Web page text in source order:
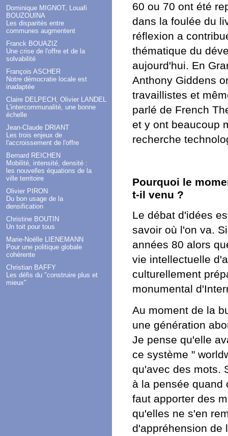
Dominique MIGNOT, Louafi
BOUZOUINA
Les disparités entre
communes augmentent
Franck BOUAZIZ
Une crise de l'offre et de la
solvabilité
François ASCHER
Notre démocratie locale est
inadaptée
Claire DELPECH, Olivier LANDEL
L'intercommunalité, une bonne
échelle
Jean-Claude DRIANT
Les trois enjeux de
l'accroissement de l'offre
Bernard REICHEN
Mobilité, intensité, densité :
les nouvelles équations de la
ville territoire
Olivier PIRON
Du bon usage de la
densification
Christine BOUTIN
Un toit pour tous
Marie-Noëlle LIENEMANN
Pour une politique globale
cohérente
Christian BAFFY
Les défis du "construire plus et
mieux"
60 ou 70 ont été
dans la foulée du
réflexion a
thématique du
aujourd'hui. En
Anthony Giddens
travaillistes et
parlé de French
et y ont beaucoup
recherche
Pourquoi le
t-il venu ?
Le débat d'idées
savoir où l'on va.
années 80 alors
vie intellectuelle
culturellement
monumental
Au moment de la
une génération
Je pense qu'elle
ce système "
qu'avec des mots.
à la pensée quand
faut apporter des
qu'elles ne s'en
d'appréhension de